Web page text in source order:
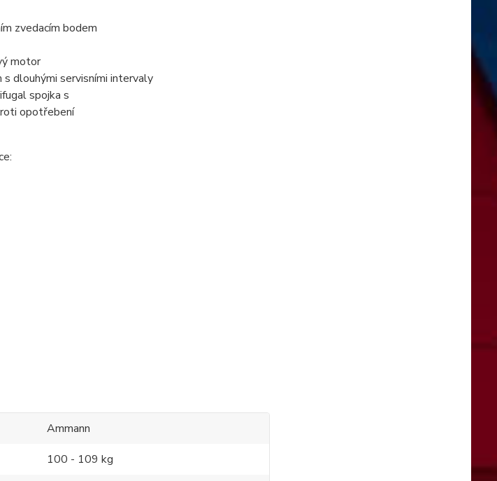
zvedacím bodem
motor
dlouhými servisními intervaly
spojka s
opotřebení
Ammann
100 - 109 kg